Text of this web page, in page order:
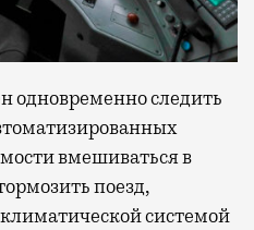
превращается
в возможность
спланировать
например
и рестораны.
где можно
одновременно следить
вмешиваться в
поезд,
системой